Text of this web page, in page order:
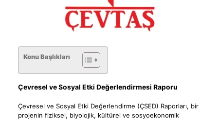
Konu Başlıkları
Çevresel ve Sosyal Etki Değerlendirmesi Raporu
Çevresel ve Sosyal Etki Değerlendirme (ÇSED) Raporları, bir
projenin fiziksel, biyolojik, kültürel ve sosyoekonomik